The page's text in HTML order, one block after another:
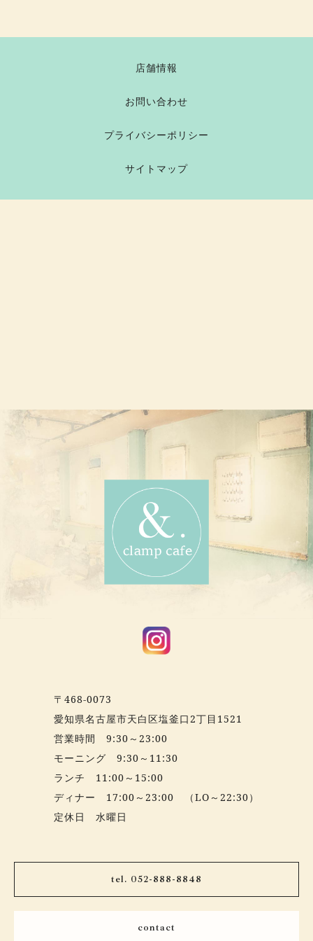
店舗情報
お問い合わせ
プライバシーポリシー
サイトマップ
〒468-0073
愛知県名古屋市天白区塩釜口2丁目1521
営業時間 9:30～23:00
モーニング 9:30～11:30
ランチ 11:00～15:00
ディナー 17:00～23:00 （LO～22:30）
定休日 水曜日
tel. 052-888-8848
contact